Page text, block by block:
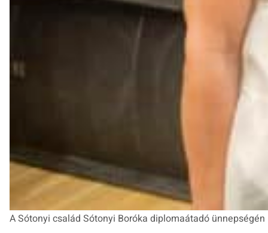
A Sótonyi család Sótonyi Boróka diplomaátadó ünnepségén